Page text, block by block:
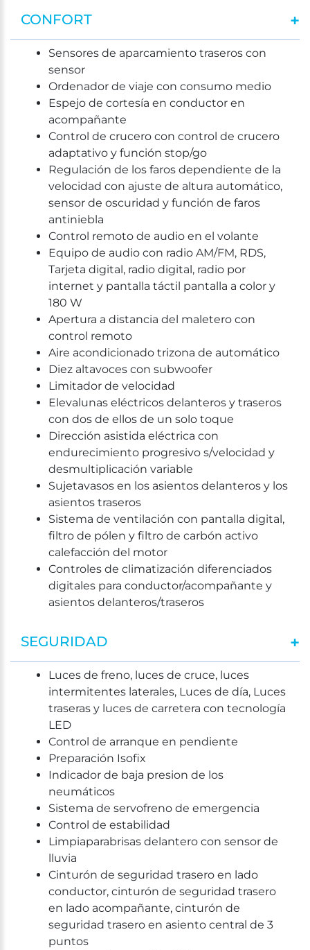
CONFORT
Sensores de aparcamiento traseros con
sensor
Ordenador de viaje con consumo medio
Espejo de cortesía en conductor en
acompañante
Control de crucero con control de crucero
adaptativo y función stop/go
Regulación de los faros dependiente de la
velocidad con ajuste de altura automático,
sensor de oscuridad y función de faros
antiniebla
Control remoto de audio en el volante
Equipo de audio con radio AM/FM, RDS,
Tarjeta digital, radio digital, radio por
internet y pantalla táctil pantalla a color y
180 W
Apertura a distancia del maletero con
control remoto
Aire acondicionado trizona de automático
Diez altavoces con subwoofer
Limitador de velocidad
Elevalunas eléctricos delanteros y traseros
con dos de ellos de un solo toque
Dirección asistida eléctrica con
endurecimiento progresivo s/velocidad y
desmultiplicación variable
Sujetavasos en los asientos delanteros y los
asientos traseros
Sistema de ventilación con pantalla digital,
filtro de pólen y filtro de carbón activo
calefacción del motor
Controles de climatización diferenciados
digitales para conductor/acompañante y
asientos delanteros/traseros
SEGURIDAD
Luces de freno, luces de cruce, luces
intermitentes laterales, Luces de día, Luces
traseras y luces de carretera con tecnología
LED
Control de arranque en pendiente
Preparación Isofix
Indicador de baja presion de los
neumáticos
Sistema de servofreno de emergencia
Control de estabilidad
Limpiaparabrisas delantero con sensor de
lluvia
Cinturón de seguridad trasero en lado
conductor, cinturón de seguridad trasero
en lado acompañante, cinturón de
seguridad trasero en asiento central de 3
puntos